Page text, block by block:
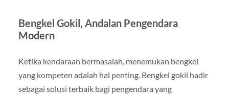
Bengkel Gokil, Andalan Pengendara
Modern
Ketika kendaraan bermasalah, menemukan bengkel
yang kompeten adalah hal penting. Bengkel gokil hadir
sebagai solusi terbaik bagi pengendara yang